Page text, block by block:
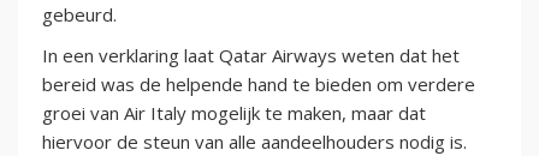
gebeurd.
In een verklaring laat Qatar Airways weten dat het
bereid was de helpende hand te bieden om verdere
groei van Air Italy mogelijk te maken, maar dat
hiervoor de steun van alle aandeelhouders nodig is.